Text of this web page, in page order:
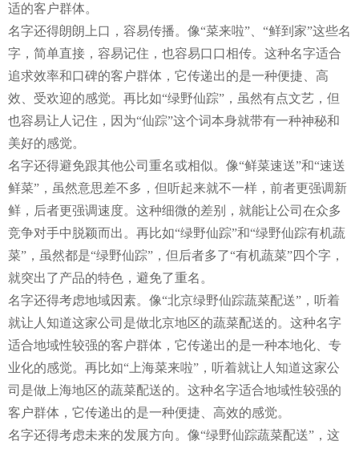
适的客户群体。
名字还得朗朗上口，容易传播。像“菜来啦”、“鲜到家”这些名
字，简单直接，容易记住，也容易口口相传。这种名字适合
追求效率和口碑的客户群体，它传递出的是一种便捷、高
效、受欢迎的感觉。再比如“绿野仙踪”，虽然有点文艺，但
也容易让人记住，因为“仙踪”这个词本身就带有一种神秘和
美好的感觉。
名字还得避免跟其他公司重名或相似。像“鲜菜速送”和“速送
鲜菜”，虽然意思差不多，但听起来就不一样，前者更强调新
鲜，后者更强调速度。这种细微的差别，就能让公司在众多
竞争对手中脱颖而出。再比如“绿野仙踪”和“绿野仙踪有机蔬
菜”，虽然都是“绿野仙踪”，但后者多了“有机蔬菜”四个字，
就突出了产品的特色，避免了重名。
名字还得考虑地域因素。像“北京绿野仙踪蔬菜配送”，听着
就让人知道这家公司是做北京地区的蔬菜配送的。这种名字
适合地域性较强的客户群体，它传递出的是一种本地化、专
业化的感觉。再比如“上海菜来啦”，听着就让人知道这家公
司是做上海地区的蔬菜配送的。这种名字适合地域性较强的
客户群体，它传递出的是一种便捷、高效的感觉。
名字还得考虑未来的发展方向。像“绿野仙踪蔬菜配送”，这